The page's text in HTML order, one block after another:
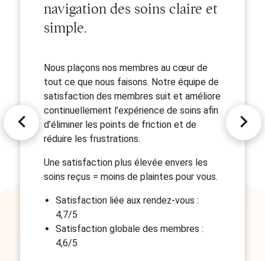
navigation des soins claire et
simple.
Nous plaçons nos membres au cœur de
tout ce que nous faisons. Notre équipe de
satisfaction des membres suit et améliore
continuellement l’expérience de soins afin
d’éliminer les points de friction et de
réduire les frustrations.
Une satisfaction plus élevée envers les
soins reçus = moins de plaintes pour vous.
Satisfaction liée aux rendez-vous :
4,7/5
Satisfaction globale des membres :
4,6/5